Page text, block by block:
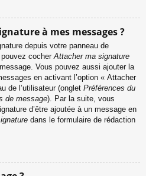
à mes messages ?
depuis votre panneau de
pouvez cocherAttacher ma signature
Vous pouvez aussi ajouter la
en activant l’option « Attacher
de l’utilisateur (onglet Préférences du
de message). Par la suite, vous
d’être ajoutée à un message en
dans le formulaire de rédaction